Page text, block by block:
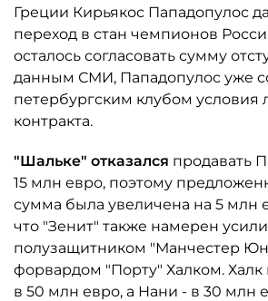
Греции Кирьякос Пападопулос
переход в стан чемпионов
осталось согласовать сумму
данным СМИ, Пападопулос уже
петербургским клубом условия
контракта.
"Шальке" отказался продавать
15 млн евро, поэтому
сумма была увеличена на 5 млн
что "Зенит" также намерен
полузащитником "Манчестер
форвардом "Порту" Халком.
в 50 млн евро, а Нани - в 30 млн